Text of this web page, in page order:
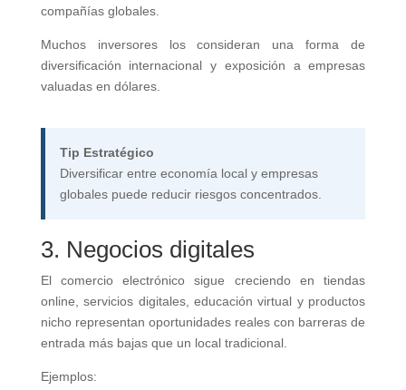
compañías globales.
Muchos inversores los consideran una forma de
diversificación internacional y exposición a empresas
valuadas en dólares.
Tip Estratégico
Diversificar entre economía local y empresas
globales puede reducir riesgos concentrados.
3. Negocios digitales
El comercio electrónico sigue creciendo en tiendas
online, servicios digitales, educación virtual y productos
nicho representan oportunidades reales con barreras de
entrada más bajas que un local tradicional.
Ejemplos: